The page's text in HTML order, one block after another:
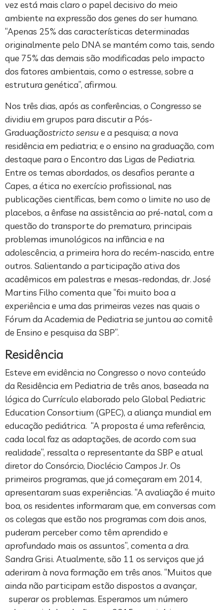
vez está mais claro o papel decisivo do meio
ambiente na expressão dos genes do ser humano.
“Apenas 25% das características determinadas
originalmente pelo DNA se mantém como tais, sendo
que 75% das demais são modificadas pelo impacto
dos fatores ambientais, como o estresse, sobre a
estrutura genética”, afirmou.
Nos três dias, após as conferências, o Congresso se
dividiu em grupos para discutir a Pós-
Graduaçãostricto sensue a pesquisa; a nova
residência em pediatria; e o ensino na graduação, com
destaque para o Encontro das Ligas de Pediatria.
Entre os temas abordados, os desafios perante a
Capes, a ética no exercício profissional, nas
publicações científicas, bem como o limite no uso de
placebos, a ênfase na assistência ao pré-natal, com a
questão do transporte do prematuro, principais
problemas imunológicos na infância e na
adolescência, a primeira hora do recém-nascido, entre
outros. Salientando a participação ativa dos
acadêmicos em palestras e mesas-redondas, dr. José
Martins Filho comenta que “foi muito boa a
experiência e uma das primeiras vezes nas quais o
Fórum da Academia de Pediatria se juntou ao comitê
de Ensino e pesquisa da SBP”.
Residência
Esteve em evidência no Congresso o novo conteúdo
da Residência em Pediatria de três anos, baseada na
lógica do Currículo elaborado pelo Global Pediatric
Education Consortium (GPEC), a aliança mundial em
educação pediátrica. “A proposta é uma referência,
cada local faz as adaptações, de acordo com sua
realidade”, ressalta o representante da SBP e atual
diretor do Consórcio, Dioclécio Campos Jr. Os
primeiros programas, que já começaram em 2014,
apresentaram suas experiências. “A avaliação é muito
boa, os residentes informaram que, em conversas com
os colegas que estão nos programas com dois anos,
puderam perceber como têm aprendido e
aprofundado mais os assuntos”, comenta a dra.
Sandra Grisi. Atualmente, são 11 os serviços que já
aderiram à nova formação em três anos. “Muitos que
ainda não participam estão dispostos a avançar,
superar os problemas. Esperamos um número